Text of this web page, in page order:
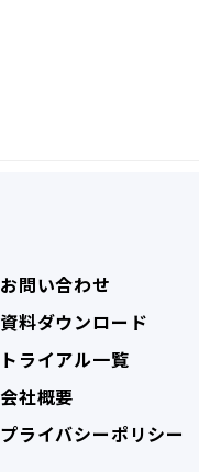
お問い合わせ
資料ダウンロード
トライアル一覧
会社概要
プライバシーポリシー